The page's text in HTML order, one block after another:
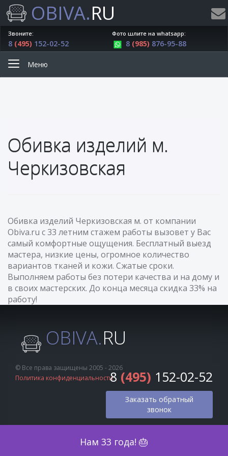
OBIVA.RU
Нам 33 года! 🎂
Звоните:
8 (495) 152-02-52
Фото шлите на whatsapp:
8 (985) 876-95-88
Меню
Обивка изделий м.
Черкизовская
Обивка изделий Черкизовская м. от компании
Obiva.ru с 33 летним стажем работы вызовет у Вас
самый комфортные ощущения. Бесплатный выезд
мастера, низкие цены, огромное количество
вариантов тканей и кожи. Сжатые сроки.
Выполняем работы без потери качества и на дому и
в своих мастерских. До конца месяца скидка 33% на
работу!
OBIVA.RU
© Все права защищены 2005 - 2026
Политика конфиденциальности8 (495) 152-02-52
Заказать обратный
звонок